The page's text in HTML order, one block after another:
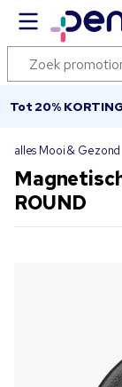
Tot 20%
alles Mooi & Gezond
ROUND